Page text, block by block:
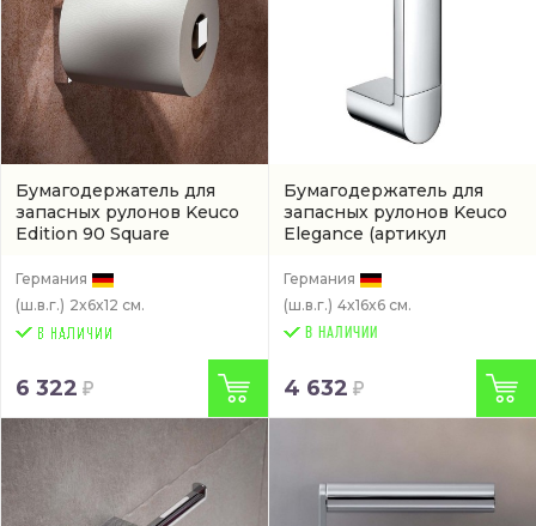
Бумагодержатель для
запасных рулонов Keuco
Edition 90 Square
Германия
(ш.в.г.) 2x6x12 см.
6 322
Бумагодержатель для
запасных рулонов Keuco
Elegance (артикул
Германия
(ш.в.г.) 4x16x6 см.
В НАЛИЧИИ
4 632